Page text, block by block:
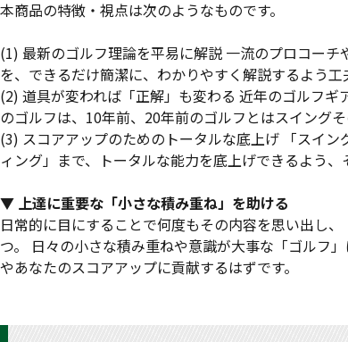
本商品の特徴・視点は次のようなものです。
(1) 最新のゴルフ理論を平易に解説 一流のプロコーチ
を、できるだけ簡潔に、わかりやすく解説するよう工
(2) 道具が変われば「正解」も変わる 近年のゴルフ
のゴルフは、10年前、20年前のゴルフとはスイング
(3) スコアアップのためのトータルな底上げ 「スイ
ィング」まで、トータルな能力を底上げできるよう
▼ 上達に重要な「小さな積み重ね」を助ける
日常的に目にすることで何度もその内容を思い出し
つ。 日々の小さな積み重ねや意識が大事な「ゴルフ
やあなたのスコアアップに貢献するはずです。